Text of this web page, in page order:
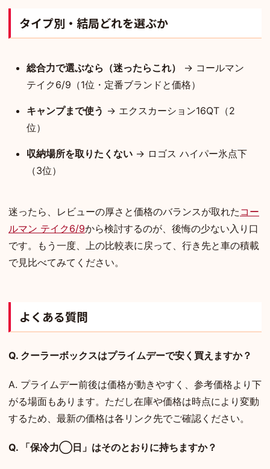
タイプ別・結局どれを選ぶか
総合力で選ぶなら（迷ったらこれ）
→ コールマン
テイク6/9（1位・定番ブランドと価格）
キャンプまで使う → エクスカーション16QT（2
位）
収納場所を取りたくない → ロゴス ハイパー氷点下
（3位）
迷ったら、レビューの厚さと価格のバランスが取れた コー
ルマン テイク6/9から検討するのが、後悔の少ない入り口
です。もう一度、上の比較表に戻って、行き先と車の積載
で見比べてみてください。
よくある質問
Q. クーラーボックスはプライムデーで安く買えますか？
A. プライムデー前後は価格が動きやすく、参考価格より下
がる場面もあります。ただし在庫や価格は時点により変動
するため、最新の価格は各リンク先でご確認ください。
Q. 「保冷力◯日」はそのとおりに持ちますか？